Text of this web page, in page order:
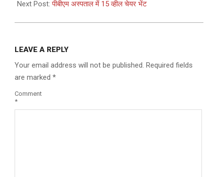
Next Post:पीबीएम अस्पताल में 15 व्हील चेयर भेंट
LEAVE A REPLY
Your email address will not be published. Required fields
are marked *
Comment
*